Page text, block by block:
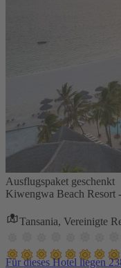
Ausflugspaket geschenkt
Kiwengwa Beach Resort
Tansania, Vereinigte
Für dieses Hotel liegen